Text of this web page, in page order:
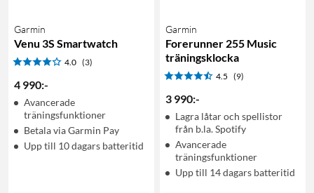
Garmin
Venu 3S Smartwatch
4.0 (3)
4 990:-
Avancerade
träningsfunktioner
Betala via Garmin Pay
Upp till 10 dagars batteritid
Garmin
Forerunner 255 Music
träningsklocka
4.5 (9)
3 990:-
Lagra låtar och spellistor
från b.la. Spotify
Avancerade
träningsfunktioner
Upp till 14 dagars batteritid